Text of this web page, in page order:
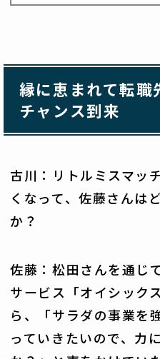
縁に恵まれて転
チャンス到来
古川：リトルミスマッ
くなって、佐藤さんは
か？
佐藤：松田さんを通じ
サービス「オイシック
ら、「サラダの事業を
っていきたいので、力